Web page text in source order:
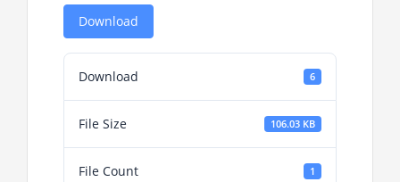
Download
Download 6
File Size 106.03 KB
File Count 1